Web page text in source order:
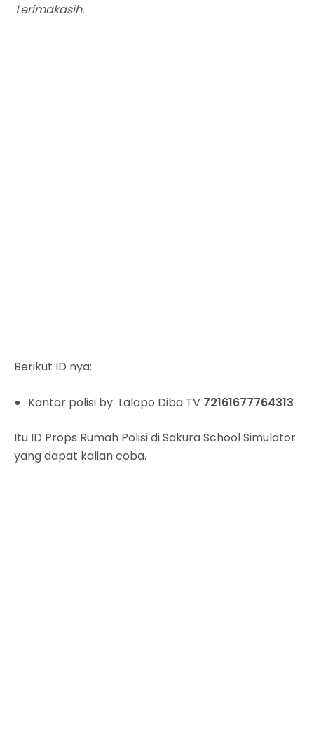
Terimakasih.
Berikut ID nya:
Kantor polisi by Lalapo Diba TV 72161677764313
Itu ID Props Rumah Polisi di Sakura School Simulator
yang dapat kalian coba.